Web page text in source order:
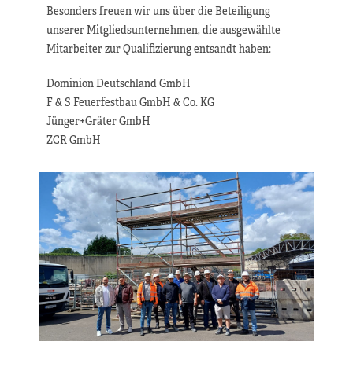
Besonders freuen wir uns über die Beteiligung
unserer Mitgliedsunternehmen, die ausgewählte
Mitarbeiter zur Qualifizierung entsandt haben:
Dominion Deutschland GmbH
F & S Feuerfestbau GmbH & Co. KG
Jünger+Gräter GmbH
ZCR GmbH